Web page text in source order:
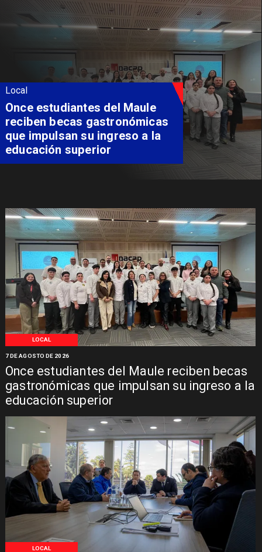
LOCAL
Once estudiantes del Maule reciben becas
gastronómicas que impulsan su ingreso a la
educación superior
7 DE AGOSTO DE 2026
LOCAL
Local
Álvarez-Salamanca lidera la
apuesta regional para
consolidar el Paso Pehuenche
como alternativa a Los
Libertadores